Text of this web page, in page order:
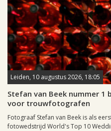
Leiden, 10 augustus 2026, 18:05
Stefan van Beek nummer
voor trouwfotografen
Fotograaf Stefan van Beek is als
fotowedstrijd World's Top 10